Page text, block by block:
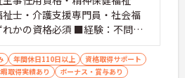
士・介護支援専門員・社会福
かの資格必須 ■経験：不問
護福祉士の場合、社会福祉施
実務経験が1年以上必須
年間休日110日以上
資格取得サポート
取得実績あり
ボーナス・賞与あり